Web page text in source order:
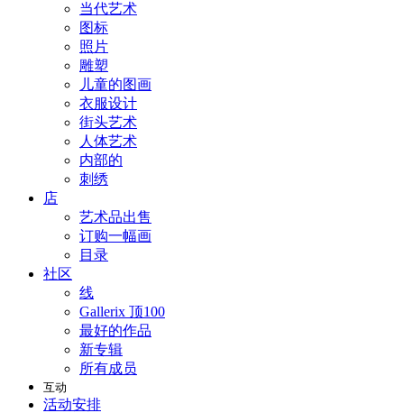
当代艺术
图标
照片
雕塑
儿童的图画
衣服设计
街头艺术
人体艺术
内部的
刺绣
店
艺术品出售
订购一幅画
目录
社区
线
Gallerix 顶100
最好的作品
新专辑
所有成员
互动
活动安排